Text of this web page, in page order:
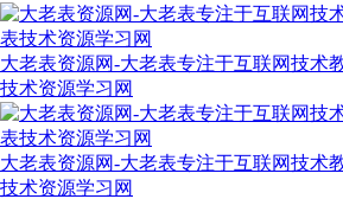
大老表资源网-大老表专注于互联网技术
技术资源学习网
大老表资源网-大老表专注于互联网技术
技术资源学习网